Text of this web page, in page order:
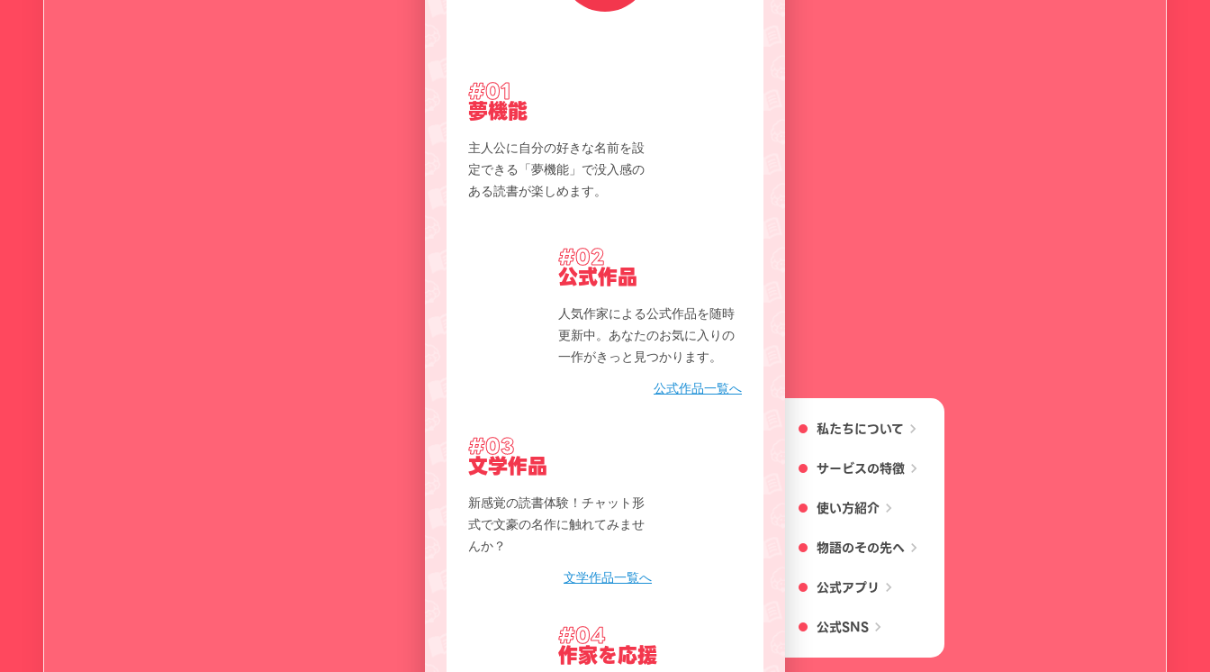
私たちについて chevron_right
サービスの特徴 chevron_right
使い方紹介 chevron_right
物語のその先へ chevron_right
公式アプリ chevron_right
公式SNS chevron_right
#01
夢機能
主人公に自分の好きな名前を設
定できる「夢機能」で没入感の
ある読書が楽しめます。
#02
公式作品
人気作家による公式作品を随時
更新中。あなたのお気に入りの
一作がきっと見つかります。
公式作品一覧へ
#03
文学作品
新感覚の読書体験！チャット形
式で文豪の名作に触れてみませ
んか？
文学作品一覧へ
#04
作家を応援